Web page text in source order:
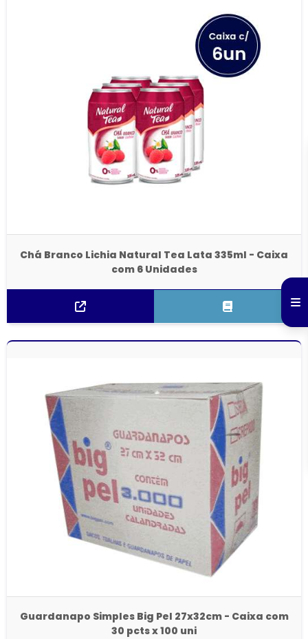
Chá Branco Lichia Natural Tea Lata 335ml - Caixa
com 6 Unidades
Guardanapo Simples Big Pel 27x32cm - Caixa com
30 pcts x 100 uni